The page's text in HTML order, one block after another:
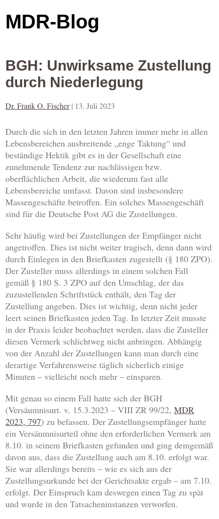
MDR-Blog
BGH: Unwirksame Zustellung
durch Niederlegung
Dr. Frank O. Fischer | 13. Juli 2023
Durch die sich in den letzten Jahren immer mehr in allen
Lebensbereichen ausbreitende „enge Taktung“ und
beständige Hektik gibt es in der Gesellschaft eine
zunehmende Tendenz zur nachlässigen bzw.
oberflächlichen Arbeit, die wiederum fast alle
Lebensbereiche umfasst. Davon sind insbesondere
Massengeschäfte betroffen. Ein solches Massengeschäft
sind für die Deutsche Post AG die Zustellungen.
Sehr häufig wird bei Zustellungen der Empfänger nicht
angetroffen. Dies ist nicht weiter tragisch, denn dann wird
durch Einlegen in den Briefkasten zugestellt (§ 180 ZPO).
Der Zusteller muss allerdings in einem solchen Fall
gemäß § 180 S. 3 ZPO auf den Umschlag, der das
zuzustellenden Schriftstück enthält, den Tag der
Zustellung angeben. Dies ist wichtig, denn nicht jeder
leert seinen Briefkasten jeden Tag. In letzter Zeit musste
in der Praxis leider beobachtet werden, dass die Zusteller
diesen Vermerk schlichtweg nicht anbringen. Abhängig
von der Anzahl der Zustellungen kann man durch eine
derartige Verfahrensweise täglich sicherlich einige
Minuten – vielleicht noch mehr – einsparen.
Mit genau so einem Fall hatte sich der BGH
(Versäumnisurt. v. 15.3.2023 – VIII ZR 99/22,MDR
2023, 797) zu befassen. Der Zustellungsempfänger hatte
ein Versäumnisurteil ohne den erforderlichen Vermerk am
8.10. in seinem Briefkasten gefunden und ging demgemäß
davon aus, dass die Zustellung auch am 8.10. erfolgt war.
Sie war allerdings bereits – wie es sich aus der
Zustellungsurkunde bei der Gerichtsakte ergab – am 7.10.
erfolgt. Der Einspruch kam deswegen einen Tag zu spät
und wurde in den Tatsacheninstanzen verworfen.